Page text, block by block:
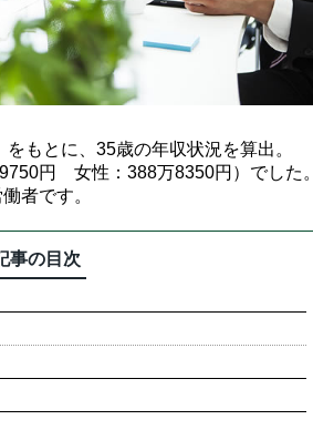
もとに、35歳の年収状況を算出。
円 女性：388万8350円）でした。
者です。
事の目次